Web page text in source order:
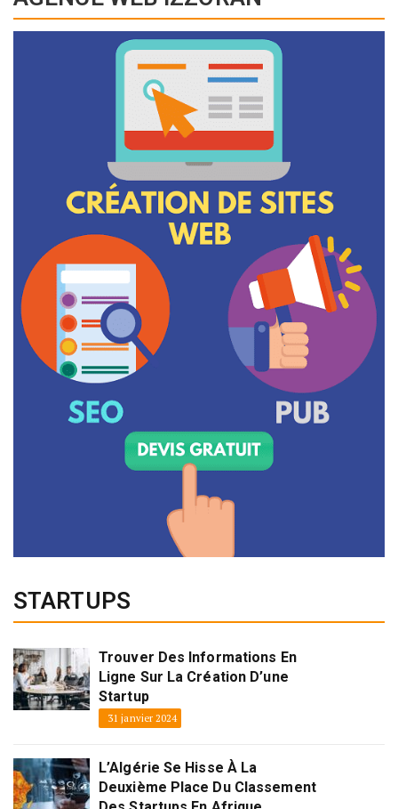
STARTUPS
Trouver Des Informations En
Ligne Sur La Création D’une
Startup
31 janvier 2024
L’Algérie Se Hisse À La
Deuxième Place Du Classement